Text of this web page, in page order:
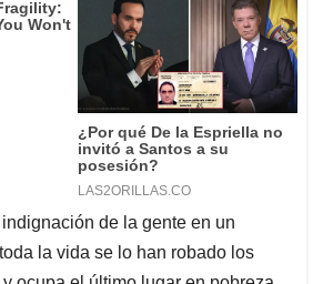
de la gente en un
la vida se lo han robado los